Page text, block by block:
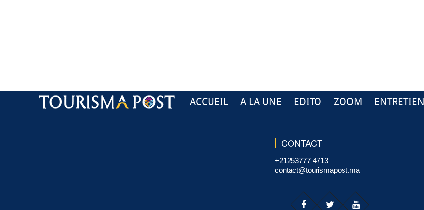
ACCUEIL A LA UNE EDITO ZOOM ENTRETIEN
CONTACT
+21253777 4713
contact@tourismapost.ma